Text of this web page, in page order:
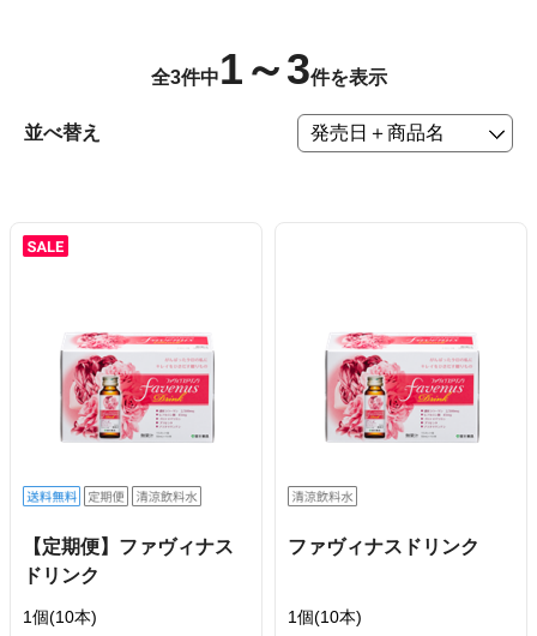
全3件中1～3件を表示
並べ替え
【定期便】ファヴィナス
ドリンク
1個(10本)
ファヴィナスドリンク
1個(10本)